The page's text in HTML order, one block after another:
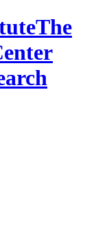
The